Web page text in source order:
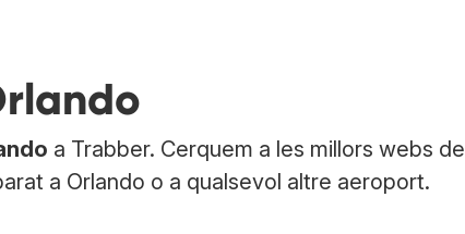
a Trabber. Cerquem a les millors webs de
a Orlando o a qualsevol altre aeroport.